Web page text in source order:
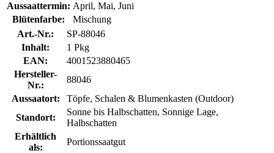
Aussaattermin: April, Mai, Juni
Blütenfarbe:
Mischung
Art.-Nr.:
SP-88046
Inhalt:
1 Pkg
EAN:
4001523880465
Hersteller-
Nr.:
88046
Aussaatort:
Töpfe, Schalen & Blumenkasten (Outdoor)
Standort:
Sonne bis Halbschatten, Sonnige Lage,
Halbschatten
Erhältlich
als:
Portionssaatgut